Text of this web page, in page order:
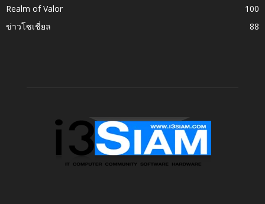
Realm of Valor
100
ข่าวโซเชี่ยล
88